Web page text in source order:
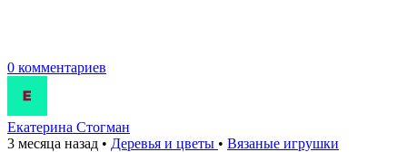
0 комментариев
Екатерина Стогман
3 месяца назад • Деревья и цветы • Вязаные игрушки